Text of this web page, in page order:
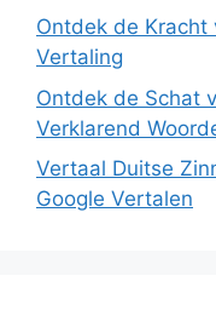
Ontdek de Kracht
Vertaling
Ontdek de Schat
Verklarend
Vertaal Duitse
Google Vertalen